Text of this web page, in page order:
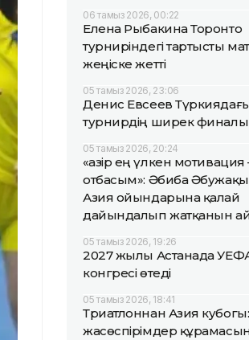
06 тамыз 2026, 00:22
Елена Рыбакина Торонто
турниріндегі тартысты
жеңіске жетті
05 тамыз 2026, 23:06
Денис Евсеев
турнирдің ширек
05 тамыз 2026, 20:24
«Қазір ең үлкен мотивация
отбасым»: Әбиба
Азия ойындарына қалай
дайындалып жатқанын
05 тамыз 2026, 19:26
2027 жылы Астанада
конгресі өтеді
05 тамыз 2026, 18:41
Триатлоннан Азия кубогы:
жасөспірімдер